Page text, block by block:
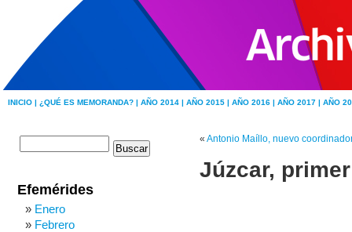
INICIO | ¿QUÉ ES MEMORANDA? | AÑO 2014 | AÑO 2015 | AÑO 2016 | AÑO 2017 | AÑO
« Antonio Maíllo, nuevo
Júzcar,
Efemérides
Enero
Febrero